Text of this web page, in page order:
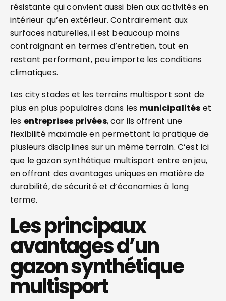
résistante qui convient aussi bien aux activités en
intérieur qu’en extérieur. Contrairement aux
surfaces naturelles, il est beaucoup moins
contraignant en termes d’entretien, tout en
restant performant, peu importe les conditions
climatiques.
Les city stades et les terrains multisport sont de
plus en plus populaires dans les municipalités et
les entreprises privées, car ils offrent une
flexibilité maximale en permettant la pratique de
plusieurs disciplines sur un même terrain. C’est ici
que le gazon synthétique multisport entre en jeu,
en offrant des avantages uniques en matière de
durabilité, de sécurité et d’économies à long
terme.
Les principaux
avantages d’un
gazon synthétique
multisport